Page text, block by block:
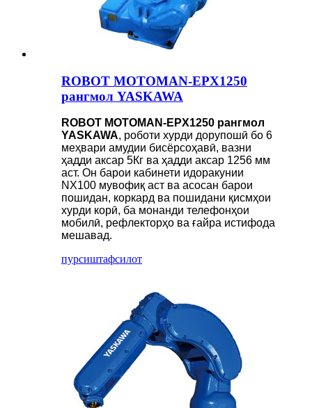
ROBOT MOTOMAN-EPX1250
рангмол YASKAWA
ROBOT MOTOMAN-EPX1250 рангмол
YASKAWA, роботи хурди дорупошӣ бо 6
меҳвари амудии бисёрсоҳавӣ, вазни
ҳадди аксар 5Кг ва ҳадди аксар 1256 мм
аст. Он барои кабинети идоракунии
NX100 мувофиқ аст ва асосан барои
пошидан, коркард ва пошидани қисмҳои
хурди корӣ, ба монанди телефонҳои
мобилӣ, рефлекторҳо ва ғайра истифода
мешавад.
пурсиштафсилот